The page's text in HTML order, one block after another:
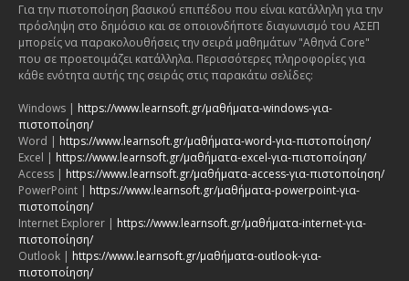
Για την πιστοποίηση βασικού επιπέδου που είναι κατάλληλη για την
πρόσληψη στο δημόσιο και σε οποιονδήποτε διαγωνισμό του ΑΣΕΠ
μπορείς να παρακολουθήσεις την σειρά μαθημάτων "Αθηνά Core"
που σε προετοιμάζει κατάλληλα. Περισσότερες πληροφορίες για
κάθε ενότητα αυτής της σειράς στις παρακάτω σελίδες:
Windows | https://www.learnsoft.gr/μαθήματα-windows-για-
πιστοποίηση/
Word | https://www.learnsoft.gr/μαθήματα-word-για-πιστοποίηση/
Excel | https://www.learnsoft.gr/μαθήματα-excel-για-πιστοποίηση/
Access | https://www.learnsoft.gr/μαθήματα-access-για-πιστοποίηση/
PowerPoint | https://www.learnsoft.gr/μαθήματα-powerpoint-για-
πιστοποίηση/
Internet Explorer | https://www.learnsoft.gr/μαθήματα-internet-για-
πιστοποίηση/
Outlook | https://www.learnsoft.gr/μαθήματα-outlook-για-
πιστοποίηση/